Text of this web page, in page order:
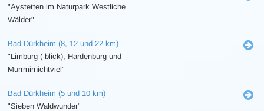
"Aystetten im Naturpark Westliche
Wälder"
Bad Dürkheim (8, 12 und 22 km)
"Limburg (-blick), Hardenburg und
Murrmirnichtviel"
Bad Dürkheim (5 und 10 km)
"Sieben Waldwunder"